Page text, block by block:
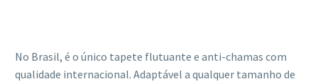
No Brasil, é o único tapete flutuante e anti-chamas com
qualidade internacional. Adaptável a qualquer tamanho de